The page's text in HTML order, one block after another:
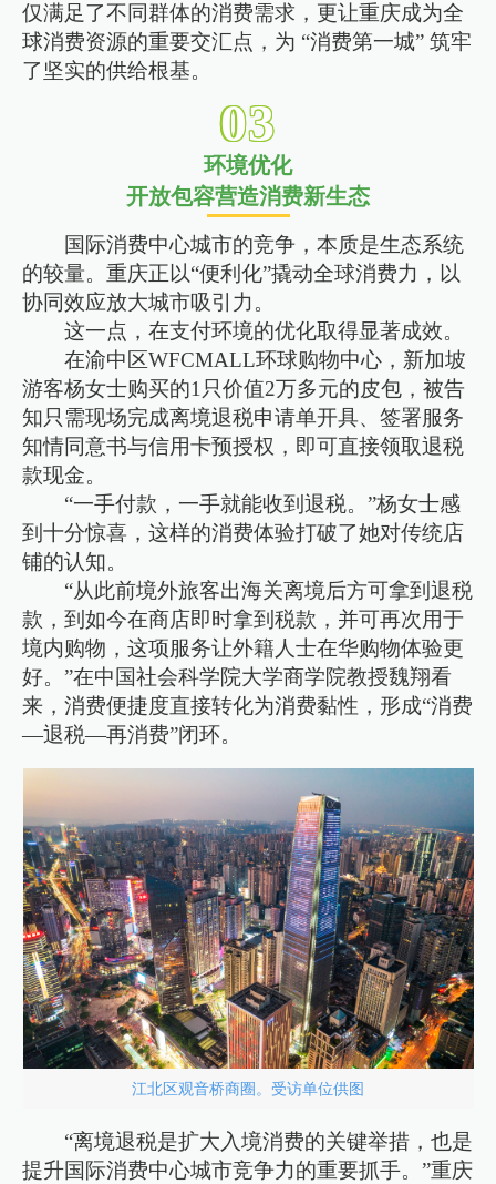
仅满足了不同群体的消费需求，更让重庆成为全
球消费资源的重要交汇点，为 “消费第一城” 筑牢
了坚实的供给根基。
03
环境优化
开放包容营造消费新生态
国际消费中心城市的竞争，本质是生态系统
的较量。重庆正以“便利化”撬动全球消费力，以
协同效应放大城市吸引力。
这一点，在支付环境的优化取得显著成效。
在渝中区WFCMALL环球购物中心，新加坡
游客杨女士购买的1只价值2万多元的皮包，被告
知只需现场完成离境退税申请单开具、签署服务
知情同意书与信用卡预授权，即可直接领取退税
款现金。
“一手付款，一手就能收到退税。”杨女士感
到十分惊喜，这样的消费体验打破了她对传统店
铺的认知。
“从此前境外旅客出海关离境后方可拿到退税
款，到如今在商店即时拿到税款，并可再次用于
境内购物，这项服务让外籍人士在华购物体验更
好。”在中国社会科学院大学商学院教授魏翔看
来，消费便捷度直接转化为消费黏性，形成“消费
—退税—再消费”闭环。
江北区观音桥商圈。受访单位供图
“离境退税是扩大入境消费的关键举措，也是
提升国际消费中心城市竞争力的重要抓手。”重庆